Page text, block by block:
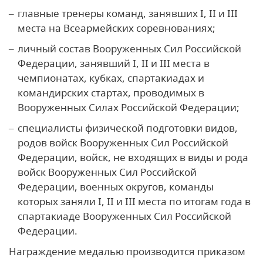
главные тренеры команд, занявших I, II и III
места на Всеармейских соревнованиях;
личный состав Вооруженных Сил Российской
Федерации, занявший I, II и III места в
чемпионатах, кубках, спартакиадах и
командирских стартах, проводимых в
Вооруженных Силах Российской Федерации;
специалисты физической подготовки видов,
родов войск Вооруженных Сил Российской
Федерации, войск, не входящих в виды и рода
войск Вооруженных Сил Российской
Федерации, военных округов, команды
которых заняли I, II и III места по итогам года в
спартакиаде Вооруженных Сил Российской
Федерации.
Награждение медалью производится приказом